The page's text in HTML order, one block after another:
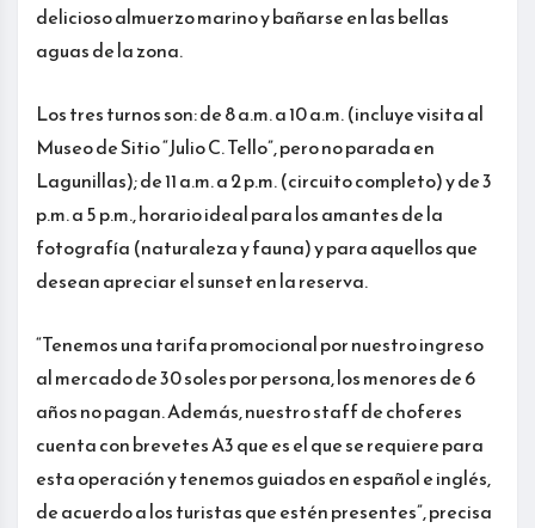
delicioso almuerzo marino y bañarse en las bellas
aguas de la zona.
Los tres turnos son: de 8 a.m. a 10 a.m. (incluye visita al
Museo de Sitio “Julio C. Tello”, pero no parada en
Lagunillas); de 11 a.m. a 2 p.m. (circuito completo) y de 3
p.m. a 5 p.m., horario ideal para los amantes de la
fotografía (naturaleza y fauna) y para aquellos que
desean apreciar el sunset en la reserva.
“Tenemos una tarifa promocional por nuestro ingreso
al mercado de 30 soles por persona, los menores de 6
años no pagan. Además, nuestro staff de choferes
cuenta con brevetes A3 que es el que se requiere para
esta operación y tenemos guiados en español e inglés,
de acuerdo a los turistas que estén presentes”, precisa